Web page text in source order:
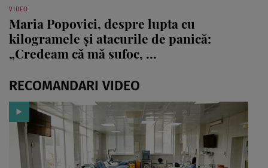
VIDEO
Maria Popovici, despre lupta cu
kilogramele și atacurile de panică:
„Credeam că mă sufoc, ...
RECOMANDARI VIDEO